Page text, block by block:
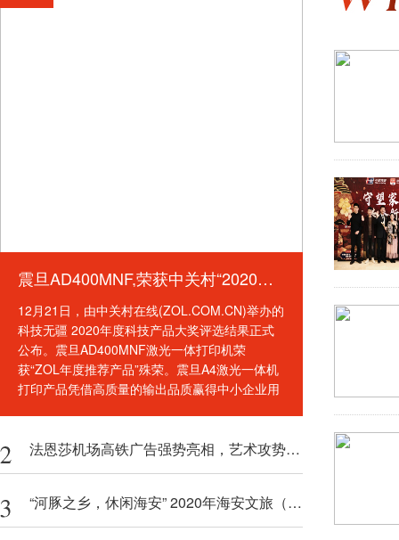
震旦AD400MNF,荣获中关村“2020年度推荐产品奖”
12月21日，由中关村在线(ZOL.COM.CN)举办的
科技无疆 2020年度科技产品大奖评选结果正式
公布。震旦AD400MNF激光一体打印机荣
获“ZOL年度推荐产品”殊荣。震旦A4激光一体机
打印产品凭借高质量的输出品质赢得中小企业用
法恩莎机场高铁广告强势亮相，艺术攻势再掀高潮
“河豚之乡，休闲海安” 2020年海安文旅（苏州）推介会圆满收官